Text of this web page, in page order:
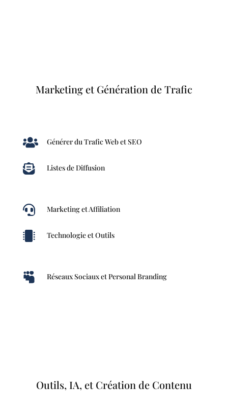
Marketing et Génération de Trafic
 Générer du Trafic Web et SEO
 Listes de Diffusion
 Marketing et Affiliation
 Technologie et Outils
 Réseaux Sociaux et Personal Branding
Outils, IA, et Création de Contenu